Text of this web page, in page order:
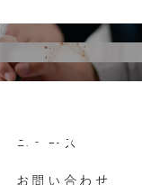
ご質問
purchase
ニュース
お問い合わせ